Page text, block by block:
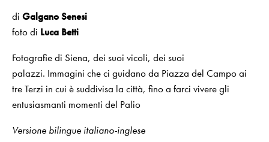
di Galgano Senesi
foto di Luca Betti
Fotografie di Siena, dei suoi vicoli, dei suoi
palazzi. Immagini che ci guidano da Piazza del Campo ai
tre Terzi in cui è suddivisa la città, fino a farci vivere gli
entusiasmanti momenti del Palio
Versione bilingue italiano-inglese